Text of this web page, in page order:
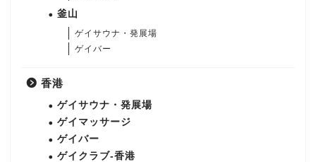
釜山
ゲイサウナ・発展場
ゲイバー
香港
ゲイサウナ・発展場
ゲイマッサージ
ゲイバー
ゲイクラブ-香港